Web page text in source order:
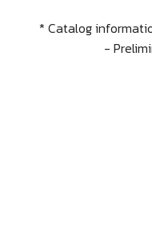
* Catalog
-